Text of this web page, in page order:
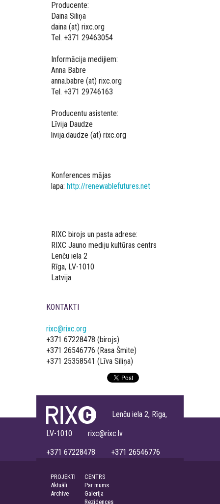
Producente:
Daina Siliņa
daina (at) rixc.org
Tel. +371 29463054
Informācija medijiem:
Anna Babre
anna.babre (at) rixc.org
Tel. +371 29746163
Producentu asistente:
Līvija Daudze
livija.daudze (at) rixc.org
Konferences mājas
lapa: http://renewablefutures.net
RIXC birojs un pasta adrese:
RIXC Jauno mediju kultūras centrs
Lenču iela 2
Rīga, LV-1010
Latvija
KONTAKTI
rixc@rixc.org
+371 67228478 (birojs)
+371 26546776 (Rasa Šmite)
+371 25358541 (Līva Siliņa)
Lenču iela 2, Rīga,
LV-1010 rixc@rixc.lv
+371 67228478 +371 26546776
PROJEKTI
Aktuāli
Archive
CENTRS
Par mums
Galerija
Rezidences